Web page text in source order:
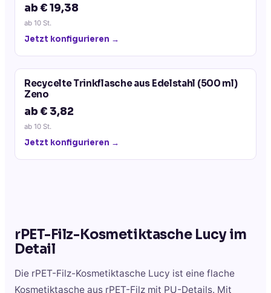
ab € 19,38
ab 10 St.
Jetzt konfigurieren →
Recycelte Trinkflasche aus Edelstahl (500 ml)
Zeno
ab € 3,82
ab 10 St.
Jetzt konfigurieren →
rPET-Filz-Kosmetiktasche Lucyim
Detail
Die rPET-Filz-Kosmetiktasche Lucy ist eine flache
Kosmetiktasche aus rPET-Filz mit PU-Details. Mit